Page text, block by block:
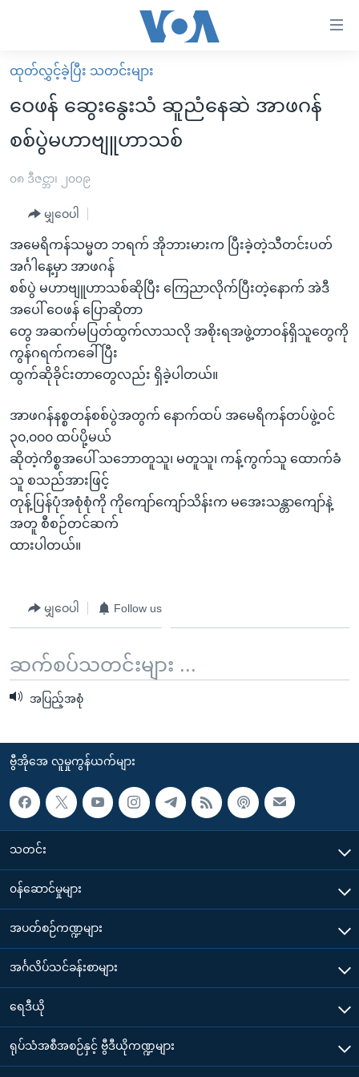
လွယ်ကူ
စေ
သည့်
များ
အကြောင်းအရာ
ကျော်
ကြည့်
ညွန်း
စာမျက်နှာ
ကျော်
ကြည့်
ရှာဖွေ
မူလစာမျက်နှာ
မြန်မာ
ကမ္ဘာ့သတင်းများ
နိုင်ငံတကာ
အစ္စရေး-ပါလက်စတိုင်း
ဗွီဒီယို
ရပ်ဝန်းတခု လမ်းတခု အလွန်
အင်္ဂလိပ်စာလေ့လာမယ်
အမေရိကန်သုံးအီဒီယံ
မကြေးမုံရဲ့ အင်္ဂလိပ်စာ
ရုပ်ရှင်ထဲက အင်္ဂလိပ်စာ
သုတပဒေသာ အင်္ဂလိပ်စာ
အပတ်စဉ်ကဏ္ဍများ
ရေဒီယို
တီဗွီ
ရေဒီယိုနှင့်ရုပ်သံ အချက်အလက်များ
ရေဒီယို/တီဗွီအစီအစဉ်
Learning English
ဗွီအိုအေ လူမှုကွန်ယက်များ
ဘာသာစကားများ
ထုတ်လွှင့်ခဲ့ပြီး သတင်းများ
ဝေဖန် ဆွေးနွေးသံ ဆူညံနေဆဲ အာဖဂန်
စစ်ပွဲမဟာဗျူဟာသစ်
၀၈ ဒီဇင္ဘာ၊ ၂၀၀၉
မျှဝေပါ
အမေရိကန်သမ္မတ ဘရက် အိုဘားမားက ပြီးခဲ့တဲ့သီတင်းပတ်
အင်္ဂါနေ့မှာ အာဖဂန်
စစ်ပွဲ မဟာဗျူဟာသစ်ဆိုပြီး ကြေညာလိုက်ပြီးတဲ့နောက် အဲဒီ
အပေါ် ဝေဖန် ပြောဆိုတာ
တွေ အဆက်မပြတ်ထွက်လာသလို အစိုးရအဖွဲ့တာဝန်ရှိသူတွေကို
ကွန်ဂရက်ကခေါ်ပြီး
ထွက်ဆိုခိုင်းတာတွေလည်း ရှိခဲ့ပါတယ်။
အာဖဂန်နစ္စတန်စစ်ပွဲအတွက် နောက်ထပ် အမေရိကန်တပ်ဖွဲ့ဝင်
၃၀,၀၀၀ ထပ်ပို့မယ်
ဆိုတဲ့ကိစ္စအပေါ် သဘောတူသူ၊ မတူသူ၊ ကန့်ကွက်သူ ထောက်ခံ
သူ စသည်အားဖြင့်
တုန့်ပြန်ပုံအစုံစုံကို ကိုကျော်ကျော်သိန်းက မအေးသန္တာကျော်နဲ့
အတူ စီစဉ်တင်ဆက်
ထားပါတယ်။
မျှဝေပါ Follow us
ဆက်စပ်သတင်းများ ...
အပြည့်အစုံ
ဗွီအိုအေ လူမှုကွန်ယက်များ
သတင်း
၀န်ဆောင်မှုများ
အပတ်စဉ်ကဏ္ဍများ
အင်္ဂလိပ်သင်ခန်းစာများ
ရေဒီယို
ရုပ်သံအစီအစဉ်နှင့် ဗွီဒီယိုကဏ္ဍများ